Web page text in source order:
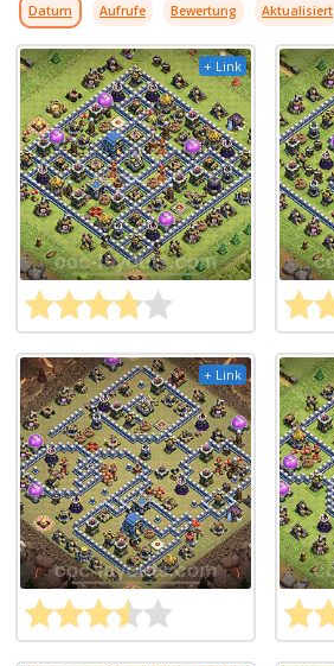
Datum Aufrufe Bewertung Aktualisiert
+ Link
+ Link